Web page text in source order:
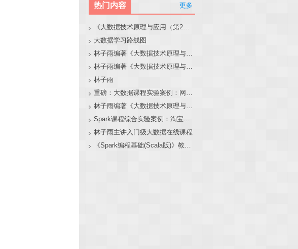
热门内容 更多
《大数据技术原理与应用（第2版）》教材官网
大数据学习路线图
林子雨编著《大数据技术原理与应用（第3版）》教材官网
林子雨编著《大数据技术原理与应用》教材配套大数据软件安装和编程实践指南
林子雨
林子雨编著《大数据技术原理与应用（第3版）》教材配套大数据软件安装和编程实践指南
林子雨主讲入门级大数据在线课程
《Spark编程基础(Scala版)》教材官网